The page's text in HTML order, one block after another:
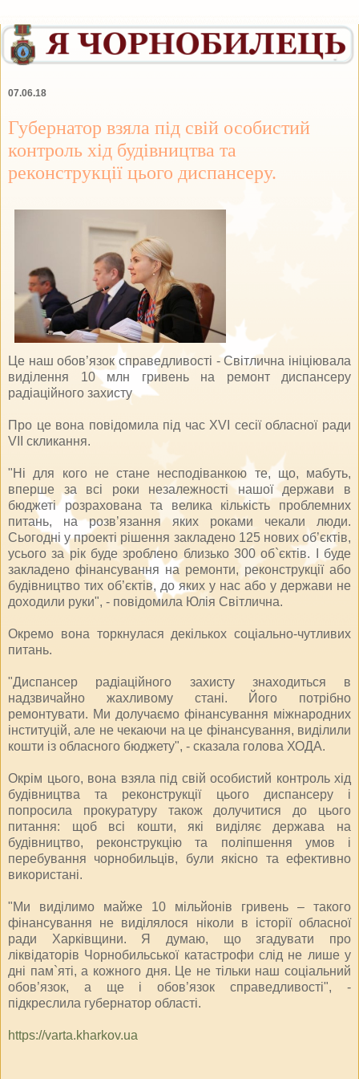
07.06.18
Губернатор взяла під свій особистий
контроль хід будівництва та
реконструкції цього диспансеру.
Це наш обов’язок справедливості - Світлична ініціювала
виділення 10 млн гривень на ремонт диспансеру
радіаційного захисту
Про це вона повідомила під час XVІ сесії обласної ради
VІІ скликання.
"Ні для кого не стане несподіванкою те, що, мабуть,
вперше за всі роки незалежності нашої держави в
бюджеті розрахована та велика кількість проблемних
питань, на розв’язання яких роками чекали люди.
Сьогодні у проекті рішення закладено 125 нових об’єктів,
усього за рік буде зроблено близько 300 об`єктів. І буде
закладено фінансування на ремонти, реконструкції або
будівництво тих об’єктів, до яких у нас або у держави не
доходили руки", - повідомила Юлія Світлична.
Окремо вона торкнулася декількох соціально-чутливих
питань.
"Диспансер радіаційного захисту знаходиться в
надзвичайно жахливому стані. Його потрібно
ремонтувати. Ми долучаємо фінансування міжнародних
інституцій, але не чекаючи на це фінансування, виділили
кошти із обласного бюджету", - сказала голова ХОДА.
Окрім цього, вона взяла під свій особистий контроль хід
будівництва та реконструкції цього диспансеру і
попросила прокуратуру також долучитися до цього
питання: щоб всі кошти, які виділяє держава на
будівництво, реконструкцію та поліпшення умов і
перебування чорнобильців, були якісно та ефективно
використані.
"Ми виділимо майже 10 мільйонів гривень – такого
фінансування не виділялося ніколи в історії обласної
ради Харківщини. Я думаю, що згадувати про
ліквідаторів Чорнобильської катастрофи слід не лише у
дні пам`яті, а кожного дня. Це не тільки наш соціальний
обов’язок, а ще і обов’язок справедливості", -
підкреслила губернатор області.
https://varta.kharkov.ua